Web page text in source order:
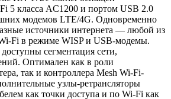
5 класса AC1200 и портом USB 2.0
модемов LTE/4G. Одновременно
источники интернета — любой из
Fi в режиме WISP и USB-модемы.
сегментация сети,
Оптимален как в роли
так и контроллера Mesh Wi-Fi-
узлы-ретрансляторы
как точки доступа и по Wi-Fi как